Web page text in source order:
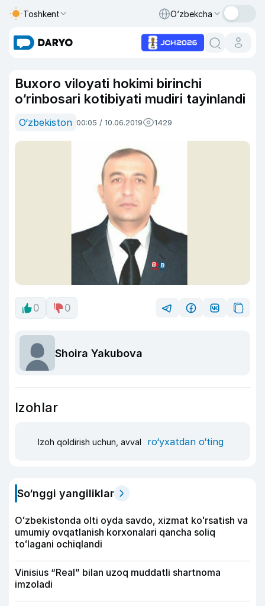
Toshkent O‘zbekcha
Buxoro viloyati hokimi birinchi
o‘rinbosari kotibiyati mudiri tayinlandi
O‘zbekiston 00:05 / 10.06.2019 1429
0 0
Shoira Yakubova
Izohlar
Izoh qoldirish uchun, avval ro‘yxatdan o‘ting
So‘nggi yangiliklar
Oʻzbekistonda olti oyda savdo, xizmat koʻrsatish va
umumiy ovqatlanish korxonalari qancha soliq
toʻlagani ochiqlandi
Vinisius “Real” bilan uzoq muddatli shartnoma
imzoladi